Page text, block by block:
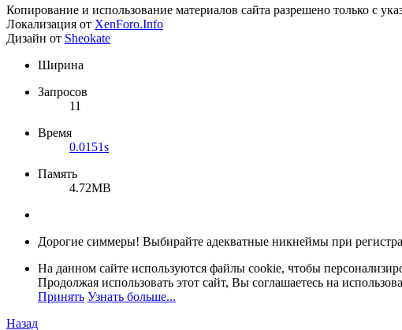
Копирование и использование материалов сайта разрешено только с
Локализация от XenForo.Info
Дизайн от Sheokate
Ширина
Запросов
11
Время
0.0151s
Память
4.72MB
Дорогие симмеры! Выбирайте адекватные никнеймы при
На данном сайте используются файлы cookie, чтобы
Продолжая использовать этот сайт, Вы соглашаетесь на
Принять Узнать больше...
Назад